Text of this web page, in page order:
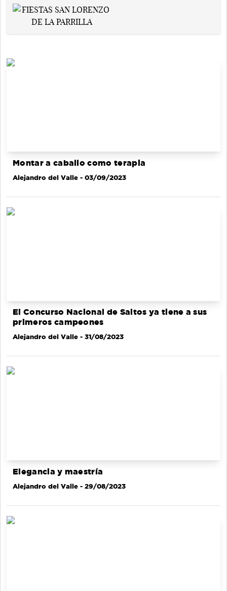
Montar a caballo como terapia
Alejandro del Valle - 03/09/2023
El Concurso Nacional de Saltos ya tiene a sus
primeros campeones
Alejandro del Valle - 31/08/2023
Elegancia y maestría
Alejandro del Valle - 29/08/2023